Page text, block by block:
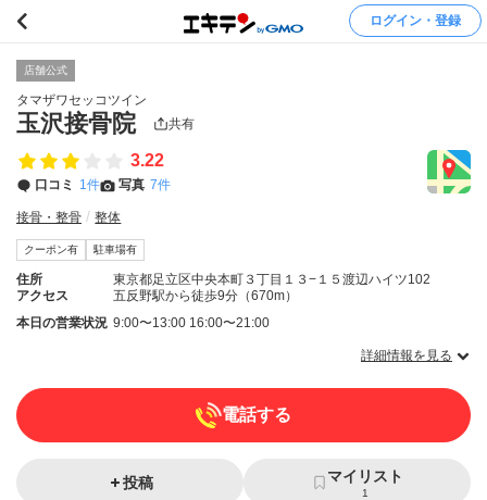
ログイン・登録
店舗公式
タマザワセッコツイン
玉沢接骨院 共有
3.22
口コミ 1件 写真 7件
接骨・整骨 整体
クーポン有 駐車場有
住所
東京都足立区中央本町３丁目１３−１５渡辺ハイツ102
アクセス
五反野駅から徒歩9分（670m）
本日の営業状況 9:00〜13:00 16:00〜21:00
詳細情報を見る
電話する
投稿 マイリスト
1